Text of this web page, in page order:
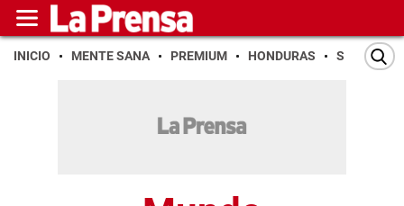
INICIO MENTE SANA PREMIUM HONDURAS SAN PEDRO